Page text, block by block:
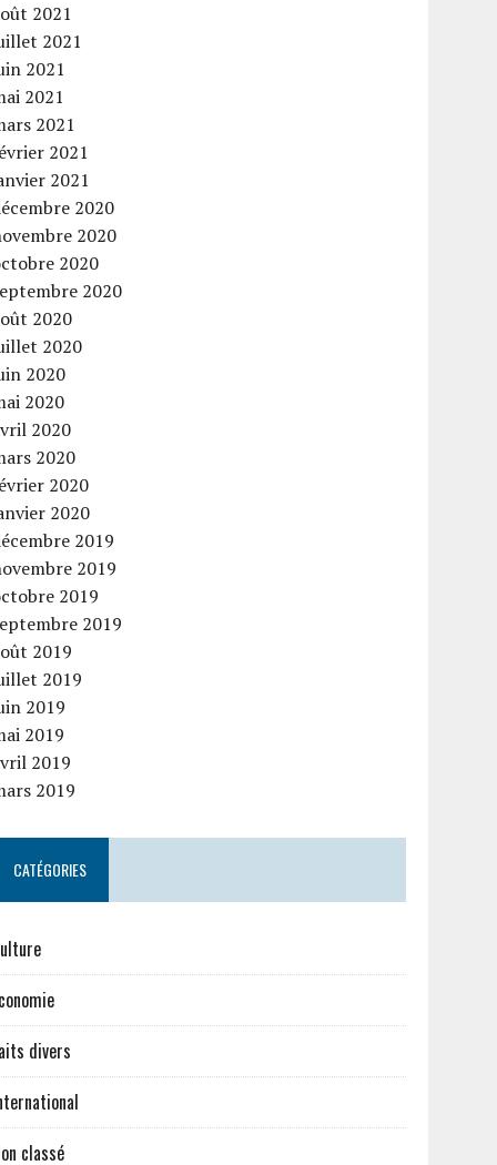
2021
2021
2021
2021
2021
2021
2021
2020
2020
2020
2020
2020
2020
2020
2020
2020
2020
2020
2020
2019
2019
2019
2019
2019
2019
2019
2019
2019
2019
CATÉGORIES
divers
classé